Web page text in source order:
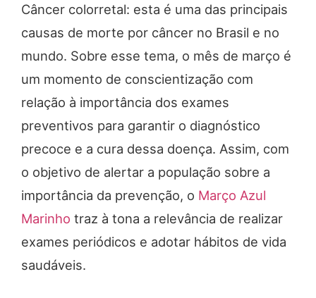
Câncer colorretal: esta é uma das principais
causas de morte por câncer no Brasil e no
mundo. Sobre esse tema, o mês de março é
um momento de conscientização com
relação à importância dos exames
preventivos para garantir o diagnóstico
precoce e a cura dessa doença. Assim, com
o objetivo de alertar a população sobre a
importância da prevenção, o Março Azul
Marinho traz à tona a relevância de realizar
exames periódicos e adotar hábitos de vida
saudáveis.